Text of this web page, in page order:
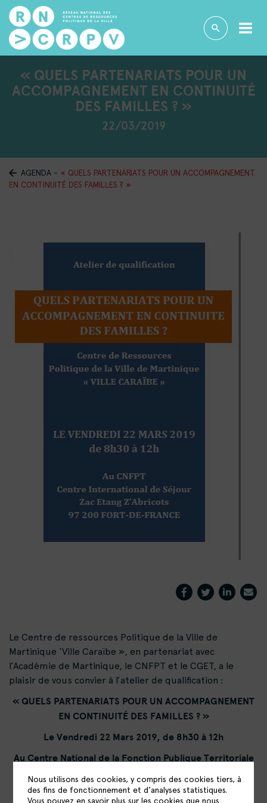
« QUELS PARTENARIATS POUR UN
ACCOMPAGNEMENT EN CONTINUITÉ
DES FAMILLES ? »
22/03/2019
AGENDA - « QUELS PARTENARIATS POUR UN ACCOMPAGNEMENT
EN CONTINUITÉ DES FAMILLES ? »
Le Centre de ressources Politique de la Ville de
Martinique ‘Ville Caraïbe », en partenariat avec
l’Académie de Martinique, le CNFPT et le CGET, a le
plaisir de vous convier à l’atelier de qualification :
« QUELS PARTENARIATS POUR UN ACCOMPAGNEMENT
EN CONTINUITÉ DES FAMILLES ? »
Le Vendredi 22 Mars 2019, de 8h30 à 12h
Au Centre National de la Fonction Publique Territoriale
(CNFPT)
ZAC L’Etang Z’Abricots –97 200 FORT-DE-FRANCE
Nous utilisons des cookies, y compris des cookies tiers, à
des fins de fonctionnement et d’analyses statistiques.
Vous pouvez en savoir plus sur les cookies que nous